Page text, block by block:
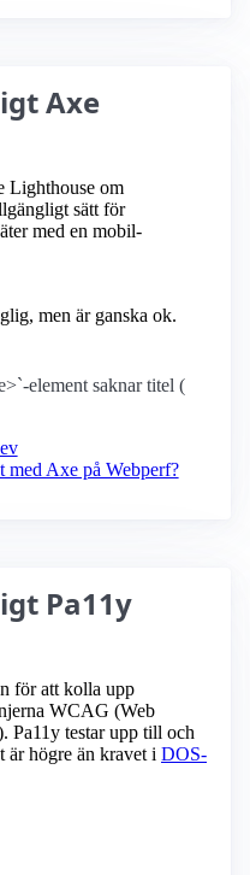
Axe
Lighthouse om
sätt för
med en mobil­
men är ganska ok.
element saknar titel (
med Axe på Webperf?
Pa11y
för att kolla upp
WCAG (Web
Pa11y testar upp till och
högre än kravet i DOS-